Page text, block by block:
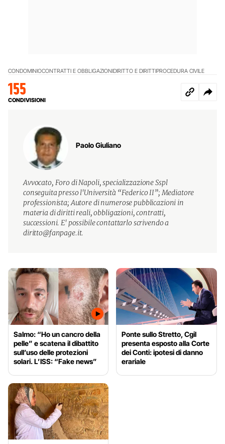
CONDOMINIOCONTRATTI E OBBLIGAZIONIDIRITTO E DIRITTIPROCEDURA CIVILE
155
CONDIVISIONI
Paolo Giuliano
Avvocato, Foro di Napoli, specializzazione Sspl
conseguita presso l'Università “Federico II”; Mediatore
professionista; Autore di numerose pubblicazioni in
materia di diritti reali, obbligazioni, contratti,
successioni. E' possibile contattarlo scrivendo a
diritto@fanpage.it.
Salmo: “Ho un cancro della
pelle” e scatena il dibattito
sull’uso delle protezioni
solari. L’ISS: “Fake news”
Ponte sullo Stretto, Cgil
presenta esposto alla Corte
dei Conti: ipotesi di danno
erariale